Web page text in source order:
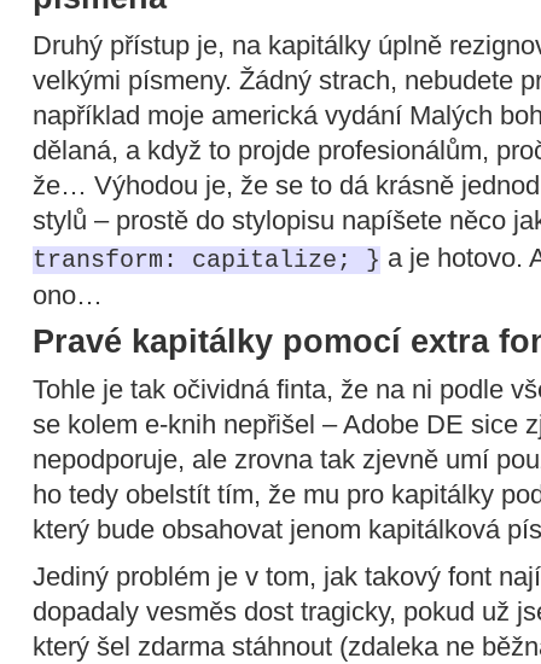
Druhý přístup je, na kapitálky úplně
velkými písmeny. Žádný strach, nebudete
například moje americká vydání Malých
dělaná, a když to projde profesionálům,
že… Výhodou je, že se to dá krásně
stylů – prostě do stylopisu napíšete něco
transform: capitalize; } a je hotovo.
ono…
Pravé kapitálky pomocí extra
Tohle je tak očividná finta, že na ni podle
se kolem e-knih nepřišel – Adobe DE sice
nepodporuje, ale zrovna tak zjevně umí
ho tedy obelstít tím, že mu pro kapitálky
který bude obsahovat jenom kapitálková
Jediný problém je v tom, jak takový font
dopadaly vesměs dost tragicky, pokud už
který šel zdarma stáhnout (zdaleka ne